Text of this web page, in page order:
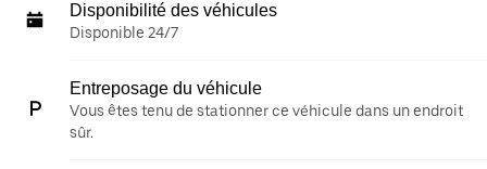
Disponibilité des véhicules
Disponible 24/7
Entreposage du véhicule
Vous êtes tenu de stationner ce véhicule dans un endroit
sûr.